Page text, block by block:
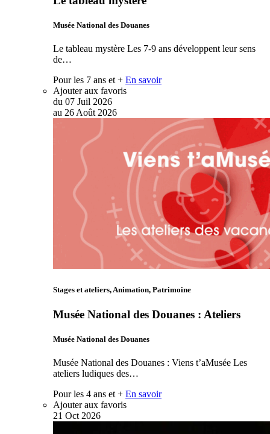
Musée National des Douanes
Le tableau mystère Les 7-9 ans développent leur sens
de…
Pour les 7 ans et + En savoir
Ajouter aux favoris
du 07 Juil 2026
au 26Août 2026
Stages et ateliers, Animation, Patrimoine
Musée National des Douanes : Ateliers
Musée National des Douanes
Musée National des Douanes : Viens t’aMusée Les
ateliers ludiques des…
Pour les 4 ans et + En savoir
Ajouter aux favoris
21 Oct 2026